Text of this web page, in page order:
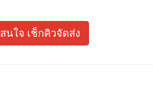
สนใจ เช็กคิวจัดส่ง